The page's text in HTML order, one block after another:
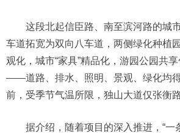
这段北起信臣路、南至滨河路的城
车道拓宽为双向八车道，两侧绿化种植
观化，城市“家具”精品化，游园公园共
——道路、排水、照明、景观、绿化均
前，受季节气温所限，独山大道仅张衡
据介绍，随着项目的深入推进，“一